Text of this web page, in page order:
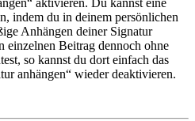
aktivieren. Du kannst eine
indem du in deinem persönlichen
Anhängen deiner Signatur
einzelnen Beitrag dennoch ohne
so kannst du dort einfach das
anhängen“ wieder deaktivieren.